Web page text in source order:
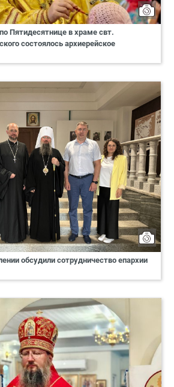
Пятидесятнице в храме свт.
состоялось архиерейское
обсудили сотрудничество епархии